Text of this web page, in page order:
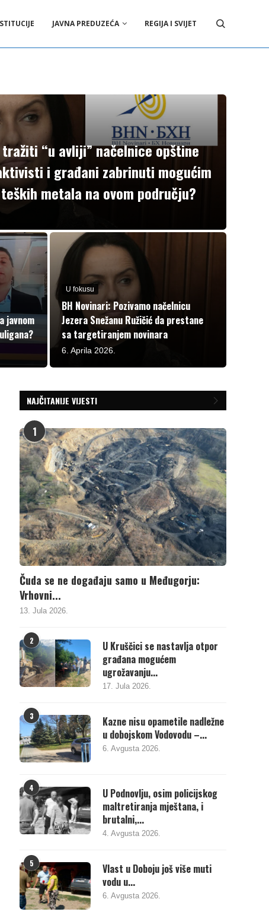
JAVNA PREDUZEĆA REGIJA I SVIJET
“u avliji” načelnice opštine
i građani zabrinuti mogućim
metala na ovom području?
javnom
U fokusu
BH Novinari: Pozivamo načelnicu
Jezera Snežanu Ružičić da prestane
sa targetiranjem novinara
6. Aprila 2026.
NAJČITANIJE VIJESTI
1
Čuda se ne događaju samo u Međugorju:
Vrhovni...
13. Jula 2026.
2
U Kruščici se nastavlja otpor
građana mogućem
ugrožavanju...
17. Jula 2026.
3
Kazne nisu opametile nadležne
u dobojskom Vodovodu –...
6. Avgusta 2026.
4
U Podnovlju, osim policijskog
maltretiranja mještana, i
brutalni,...
4. Avgusta 2026.
5
Vlast u Doboju još više muti
vodu u...
6. Avgusta 2026.